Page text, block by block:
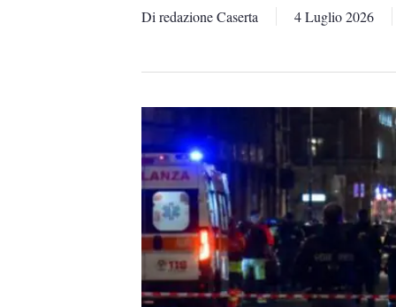
Di redazione Caserta 4 Luglio 2026